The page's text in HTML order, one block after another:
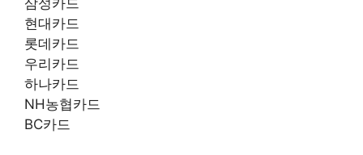
현대카드
롯데카드
우리카드
하나카드
NH농협카드
BC카드